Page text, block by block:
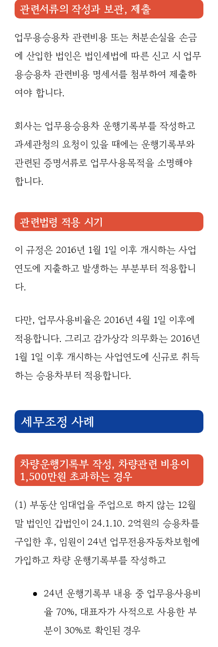
관련서류의 작성과 보관, 제출
업무용승용차 관련비용 또는 처분손실을 손금
에 산입한 법인은 법인세법에 따른 신고 시 업무
용승용차 관련비용 명세서를 첨부하여 제출하
여야 합니다.
회사는 업무용승용차 운행기록부를 작성하고
과세관청의 요청이 있을 때에는 운행기록부와
관련된 증명서류로 업무사용목적을 소명해야
합니다.
관련법령 적용 시기
이 규정은 2016년 1월 1일 이후 개시하는 사업
연도에 지출하고 발생하는 부분부터 적용합니
다.
다만, 업무사용비율은 2016년 4월 1일 이후에
적용합니다. 그리고 감가상각 의무화는 2016년
1월 1일 이후 개시하는 사업연도에 신규로 취득
하는 승용차부터 적용합니다.
세무조정 사례
차량운행기록부 작성, 차량관련 비용이
1,500만원 초과하는 경우
(1) 부동산 임대업을 주업으로 하지 않는 12월
말 법인인 갑법인이 24.1.10. 2억원의 승용차를
구입한 후, 임원이 24년 업무전용자동차보험에
가입하고 차량 운행기록부를 작성하고
24년 운행기록부 내용 중 업무용사용비
율 70%, 대표자가 사적으로 사용한 부
분이 30%로 확인된 경우